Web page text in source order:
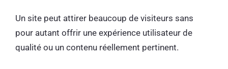
Un site peut attirer beaucoup de visiteurs sans
pour autant offrir une expérience utilisateur de
qualité ou un contenu réellement pertinent.